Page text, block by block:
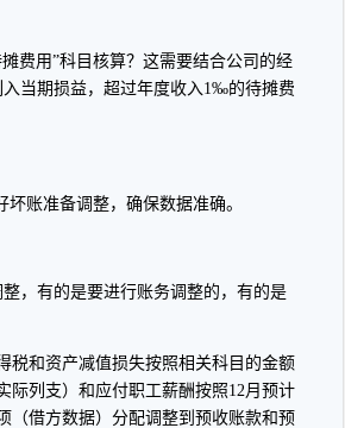
用”科目核算？这需要结合公司的经
当期损益，超过年度收入1‰的待摊费
账准备调整，确保数据准确。
，有的是要进行账务调整的，有的是
和资产减值损失按照相关科目的金额
际列支）和应付职工薪酬按照12月预计
（借方数据）分配调整到预收账款和预